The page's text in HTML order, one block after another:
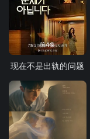
第4集
现在不是出轨的问题